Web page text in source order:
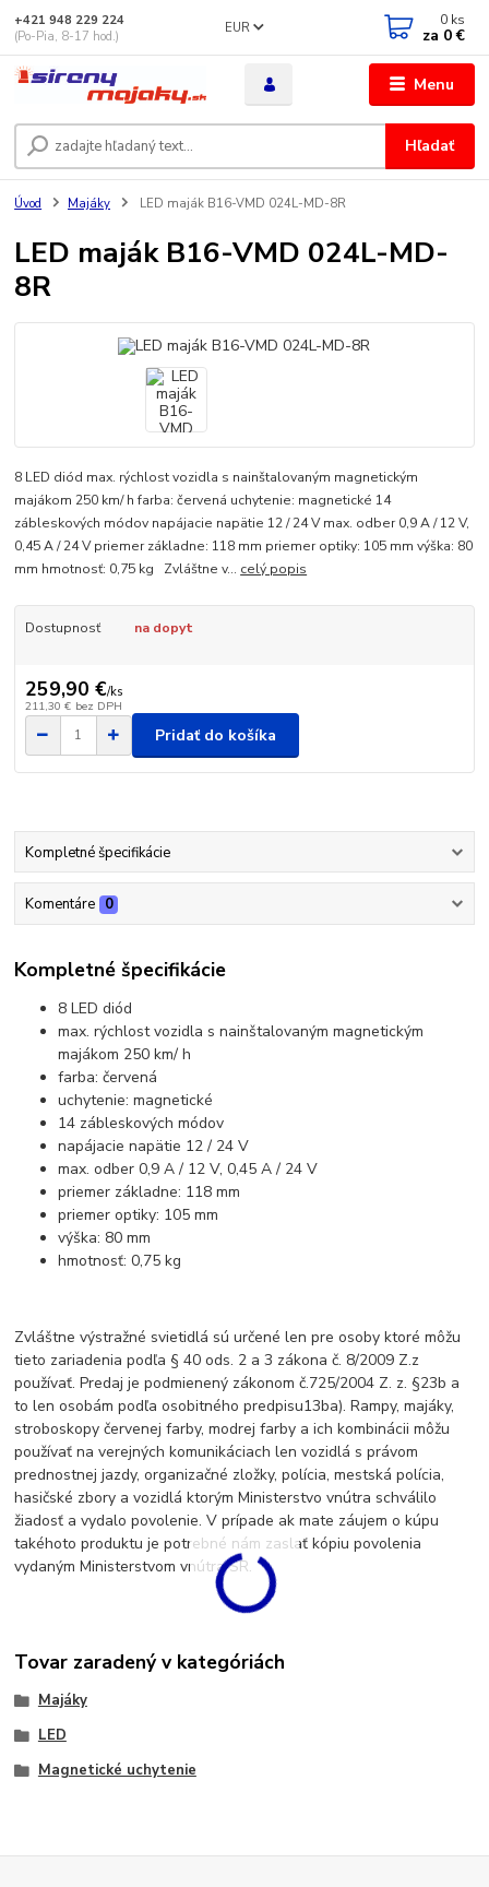
Menu
EUR
Hľadať
+421 948 229 224
(Po-Pia, 8-17 hod.)
0 ks
za 0 €
Úvod Majáky LED maják B16-VMD 024L-MD-8R
LED maják B16-VMD 024L-MD-
8R
8 LED diód max. rýchlost vozidla s nainštalovaným magnetickým
majákom 250 km/ h farba: červená uchytenie: magnetické 14
zábleskových módov napájacie napätie 12 / 24 V max. odber 0,9 A / 12 V,
0,45 A / 24 V priemer základne: 118 mm priemer optiky: 105 mm výška: 80
mm hmotnosť: 0,75 kg Zvláštne v... celý popis
Dostupnosť na dopyt
259,90 €/ks
211,30 € bez DPH
Pridať do košíka
Kompletné špecifikácie
Komentáre 0
Kompletné špecifikácie
8 LED diód
max. rýchlost vozidla s nainštalovaným magnetickým
majákom 250 km/ h
farba: červená
uchytenie: magnetické
14 zábleskových módov
napájacie napätie 12 / 24 V
max. odber 0,9 A / 12 V, 0,45 A / 24 V
priemer základne: 118 mm
priemer optiky: 105 mm
výška: 80 mm
hmotnosť: 0,75 kg
Zvláštne výstražné svietidlá sú určené len pre osoby ktoré môžu
tieto zariadenia podľa § 40 ods. 2 a 3 zákona č. 8/2009 Z.z
používať. Predaj je podmienený zákonom č.725/2004 Z. z. §23b a
to len osobám podľa osobitného predpisu13ba). Rampy, majáky,
stroboskopy červenej farby, modrej farby a ich kombinácii môžu
používať na verejných komunikáciach len vozidlá s právom
prednostnej jazdy, organizačné zložky, polícia, mestská polícia,
hasičské zbory a vozidlá ktorým Ministerstvo vnútra schválilo
žiadosť a vydalo povolenie. V prípade ak mate záujem o kúpu
takéhoto produktu je potrebné nám zaslať kópiu povolenia
vydaným Ministerstvom vnútra SR.
Tovar zaradený v kategóriách
Majáky
LED
Magnetické uchytenie